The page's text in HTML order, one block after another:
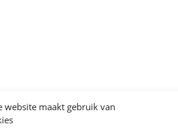
website maakt gebruik van